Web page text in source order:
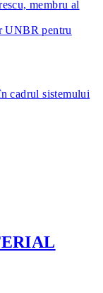
membru al
UNBR pentru
cadrul sistemului